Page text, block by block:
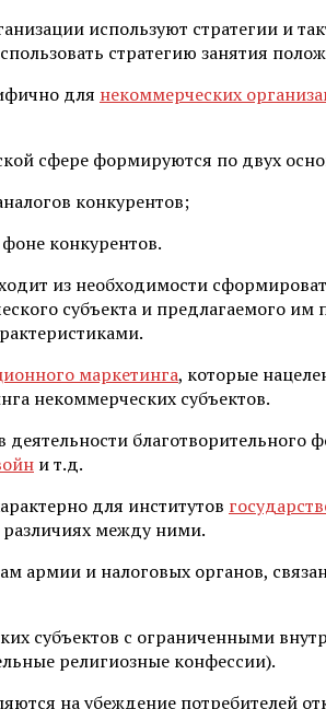
используют стратегии и
стратегию занятия
для некоммерческих
сфере формируются по двух
конкурентов;
конкурентов.
из необходимости
субъекта и предлагаемого
маркетинга, которые
некоммерческих субъектов.
благотворительного
и т.д.
для институтов
различиях между ними.
армии и налоговых органов,
субъектов с ограниченными
религиозные конфессии).
на убеждение потребителей